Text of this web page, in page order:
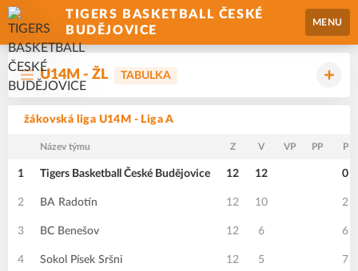
TIGERS BASKETBALL ČESKÉ
BUDĚJOVICE
MENU
U14M - ŽL TABULKA
žákovská liga U14M - Liga A
Název týmu Z V VP PP P
1 Tigers Basketball České Budějovice 12 12 0
2 BA Radotín 12 10 2
3 BC Benešov 12 6 6
4 Sokol Písek Sršni 12 5 7